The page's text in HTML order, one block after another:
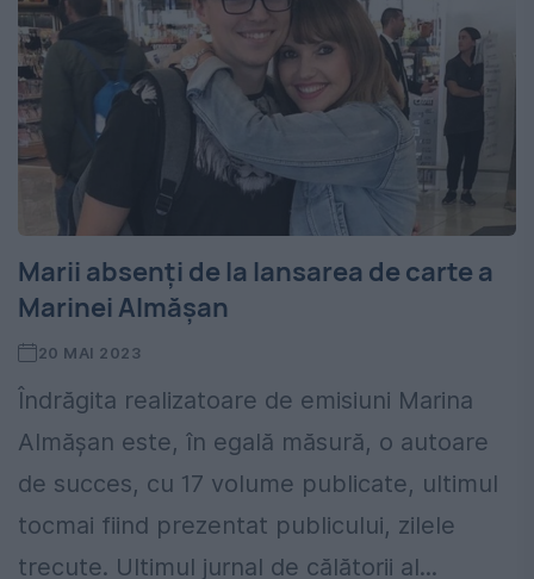
Marii absenți de la lansarea de carte a
Marinei Almășan
20 MAI 2023
Îndrăgita realizatoare de emisiuni Marina
Almășan este, în egală măsură, o autoare
de succes, cu 17 volume publicate, ultimul
tocmai fiind prezentat publicului, zilele
trecute. Ultimul jurnal de călătorii al...